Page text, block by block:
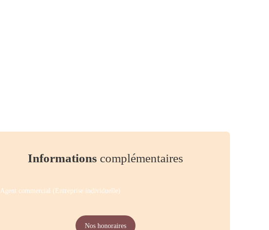
Informations complémentaires
Agent commercial (Entreprise individuelle)
Nos honoraires